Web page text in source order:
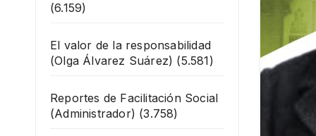
(6.159)
El valor de la responsabilidad
(Olga Álvarez Suárez) (5.581)
Reportes de Facilitación Social
(Administrador) (3.758)